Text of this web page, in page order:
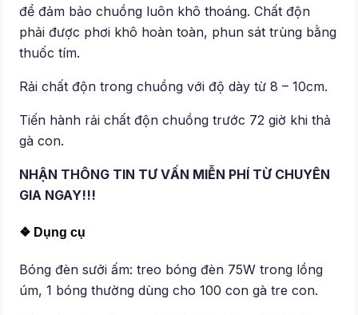
để đảm bảo chuồng luôn khô thoáng. Chất độn
phải được phơi khô hoàn toàn, phun sát trùng bằng
thuốc tím.
Rải chất độn trong chuồng với độ dày từ 8 – 10cm.
Tiến hành rải chất độn chuồng trước 72 giờ khi thả
gà con.
NHẬN THÔNG TIN TƯ VẤN MIỄN PHÍ TỪ CHUYÊN
GIA NGAY!!!
❖ Dụng cụ
Bóng đèn sưởi ấm: treo bóng đèn 75W trong lồng
úm, 1 bóng thường dùng cho 100 con gà tre con.